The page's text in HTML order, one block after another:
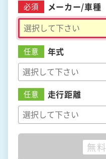
必須 メーカー/車種
任意 年式
任意 走行距離
無料